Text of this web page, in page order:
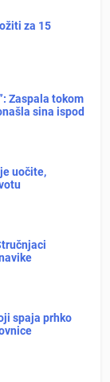
za 15
Zaspala tokom
sina ispod
uočite,
spaja prhko